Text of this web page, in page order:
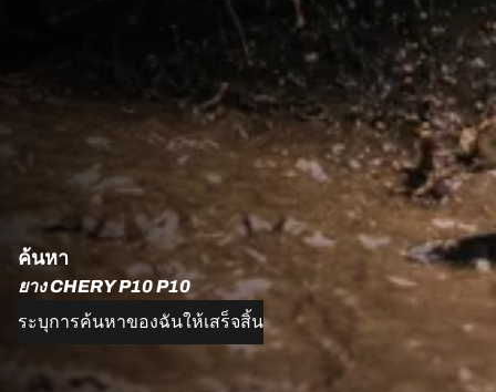
ค้นหา
ยาง CHERY P10 P10
ระบุการค้นหาของฉันให้เสร็จสิ้น